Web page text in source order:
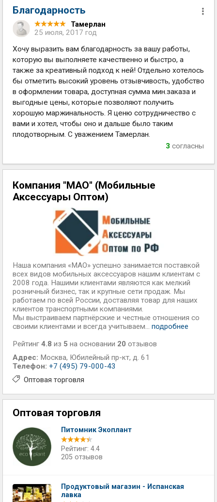
Благодарность
Тамерлан
25 июля, 2017 год
Хочу выразить вам благодарность за вашу работы,
которую вы выполняете качественно и быстро, а
также за креативный подход к ней! Отдельно хотелось
бы отметить высокий уровень отзывчивость, удобство
в оформлении товара, доступная сумма мин.заказа и
выгодные цены, которые позволяют получить
хорошую маржинальность. Я ценю сотрудничество с
вами и хотел, чтобы оно и дальше было таким
плодотворным. С уважением Тамерлан.
3 согласны
Компания "МАО" (Мобильные
Аксессуары Оптом)
Наша компания «МАО» успешно занимается поставкой
всех видов мобильных аксессуаров нашим клиентам с
2008 года. Нашими клиентами являются как мелкий
розничный бизнес, так и крупные сети продаж. Мы
работаем по всей России, доставляя товар для наших
клиентов транспортными компаниями.
Мы выстраиваем партнёрские и честные отношения со
своими клиентами и всегда учитываем... подробнее
Рейтинг 4.8 из 5 на основании 20 отзывов
Адрес: Москва, Юбилейный пр-кт, д. 61
Телефон: +7 (495) 79-000-43
Оптовая торговля
Оптовая торговля
Питомник Экоплант
Рейтинг: 4.4
205 отзывов
Продуктовый магазин - Испанская
лавка